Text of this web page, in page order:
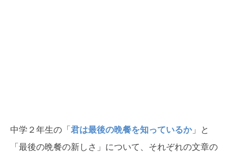
中学２年生の「 君は最後の晩餐を知っているか」と
「最後の晩餐の新しさ」について、それぞれの文章の